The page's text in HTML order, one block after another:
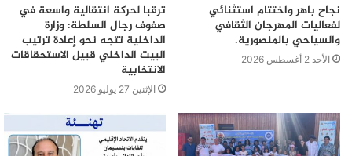
نجاح باهر واختتام استثنائي
لفعاليات المهرجان الثقافي
والسياحي بالمنصورية.
الأحد 2 أغسطس 2026
ترقبا لحركة انتقالية واسعة في
صفوف رجال السلطة: وزارة
الداخلية تتجه نحو إعادة ترتيب
البيت الداخلي قبيل الاستحقاقات
الانتخابية
الإثنين 27 يوليو 2026